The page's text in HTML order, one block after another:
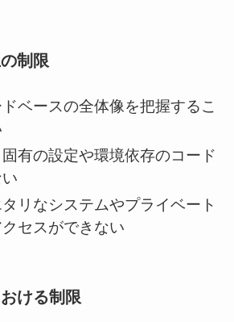
制限
ベースの全体像を把握するこ
有の設定や環境依存のコード
リなシステムやプライベート
セスができない
ける制限